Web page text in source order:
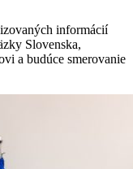
informácií
Slovenska,
a budúce smerovanie